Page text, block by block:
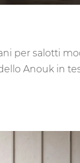
per salotti
Anouk in